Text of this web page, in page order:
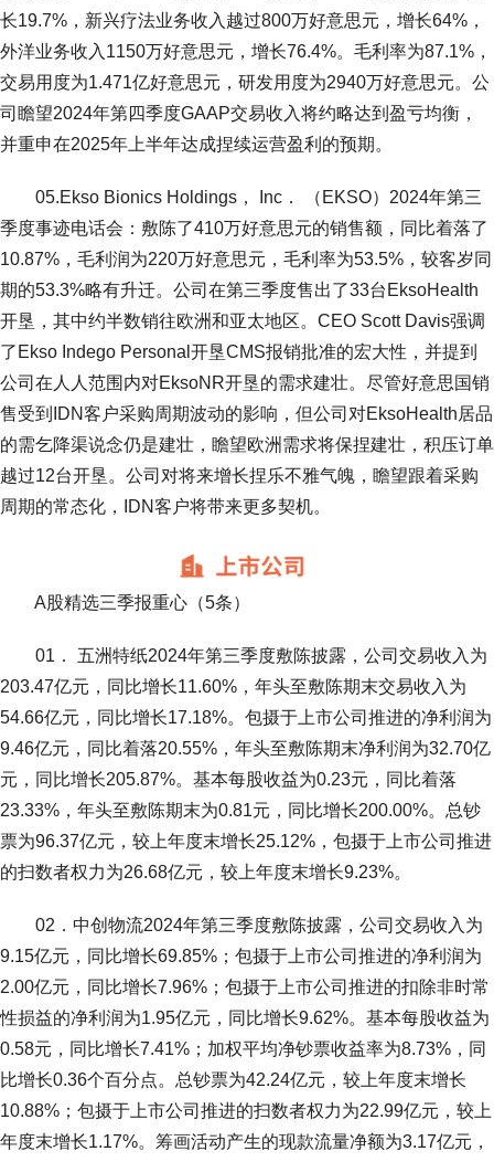
长19.7%，新兴疗法业务收入越过800万好意思元，增长64%，
外洋业务收入1150万好意思元，增长76.4%。毛利率为87.1%，
交易用度为1.471亿好意思元，研发用度为2940万好意思元。公
司瞻望2024年第四季度GAAP交易收入将约略达到盈亏均衡，
并重申在2025年上半年达成捏续运营盈利的预期。
05.Ekso Bionics Holdings， Inc． （EKSO）2024年第三
季度事迹电话会：敷陈了410万好意思元的销售额，同比着落了
10.87%，毛利润为220万好意思元，毛利率为53.5%，较客岁同
期的53.3%略有升迁。公司在第三季度售出了33台EksoHealth
开垦，其中约半数销往欧洲和亚太地区。CEO Scott Davis强调
了Ekso Indego Personal开垦CMS报销批准的宏大性，并提到
公司在人人范围内对EksoNR开垦的需求建壮。尽管好意思国销
售受到IDN客户采购周期波动的影响，但公司对EksoHealth居品
的需乞降渠说念仍是建壮，瞻望欧洲需求将保捏建壮，积压订单
越过12台开垦。公司对将来增长捏乐不雅气魄，瞻望跟着采购
周期的常态化，IDN客户将带来更多契机。
A股精选三季报重心（5条）
01． 五洲特纸2024年第三季度敷陈披露，公司交易收入为
203.47亿元，同比增长11.60%，年头至敷陈期末交易收入为
54.66亿元，同比增长17.18%。包摄于上市公司推进的净利润为
9.46亿元，同比着落20.55%，年头至敷陈期末净利润为32.70亿
元，同比增长205.87%。基本每股收益为0.23元，同比着落
23.33%，年头至敷陈期末为0.81元，同比增长200.00%。总钞
票为96.37亿元，较上年度末增长25.12%，包摄于上市公司推进
的扫数者权力为26.68亿元，较上年度末增长9.23%。
02．中创物流2024年第三季度敷陈披露，公司交易收入为
9.15亿元，同比增长69.85%；包摄于上市公司推进的净利润为
2.00亿元，同比增长7.96%；包摄于上市公司推进的扣除非时常
性损益的净利润为1.95亿元，同比增长9.62%。基本每股收益为
0.58元，同比增长7.41%；加权平均净钞票收益率为8.73%，同
比增长0.36个百分点。总钞票为42.24亿元，较上年度末增长
10.88%；包摄于上市公司推进的扫数者权力为22.99亿元，较上
年度末增长1.17%。筹画活动产生的现款流量净额为3.17亿元，